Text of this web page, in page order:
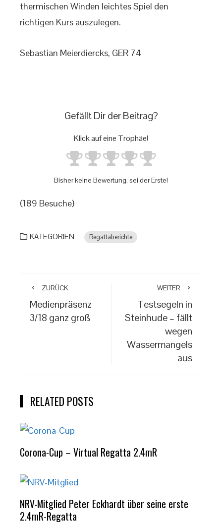
thermischen Winden leichtes Spiel den
richtigen Kurs auszulegen.
Sebastian Meierdiercks, GER 74
Gefällt Dir der Beitrag?
Klick auf eine Trophäe!
Bisher keine Bewertung, sei der Erste!
(189 Besuche)
KATEGORIEN Regattaberichte
ZURÜCK
Medienpräsenz
3/18 ganz groß
WEITER
Testsegeln in
Steinhude – fällt
wegen
Wassermangels
aus
RELATED POSTS
Corona-Cup – Virtual Regatta 2.4mR
NRV-Mitglied Peter Eckhardt über seine erste
2.4mR-Regatta